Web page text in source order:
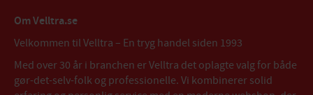
Om Velltra.se
Velkommen til Velltra – En tryg handel siden 1993
Med over 30 år i branchen er Velltra det oplagte valg for både
gør-det-selv-folk og professionelle. Vi kombinerer solid